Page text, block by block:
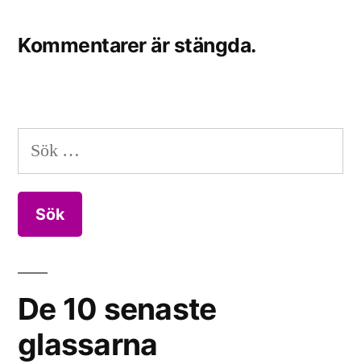
Kommentarer är stängda.
Sök
efter:
De 10 senaste
glassarna